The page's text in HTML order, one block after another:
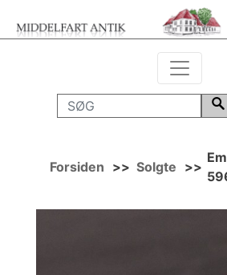
Forsiden >> Solgte >>